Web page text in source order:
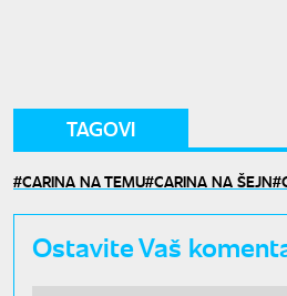
TAGOVI
CARINA NA TEMU CARINA NA ŠEJN
Ostavite Vaš